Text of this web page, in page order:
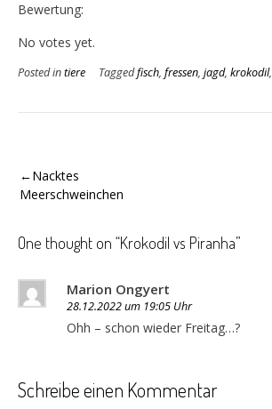
Bewertung:
Rate this item:
No votes yet.
Posted intiere Taggedfisch, fressen, jagd, krokodil,
Nacktes
Meerschweinchen
One thought on “Krokodil vs Piranha”
Marion Ongyert
28.12.2022 um 19:05 Uhr
Ohh – schon wieder Freitag…?
Schreibe einen Kommentar